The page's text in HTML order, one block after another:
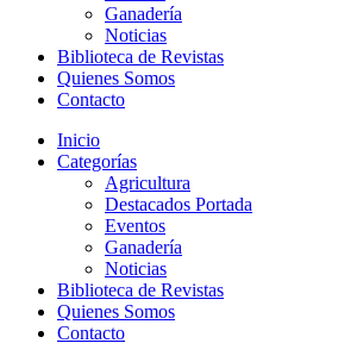
Ganadería
Noticias
Biblioteca de Revistas
Quienes Somos
Contacto
Inicio
Categorías
Agricultura
Destacados Portada
Eventos
Ganadería
Noticias
Biblioteca de Revistas
Quienes Somos
Contacto